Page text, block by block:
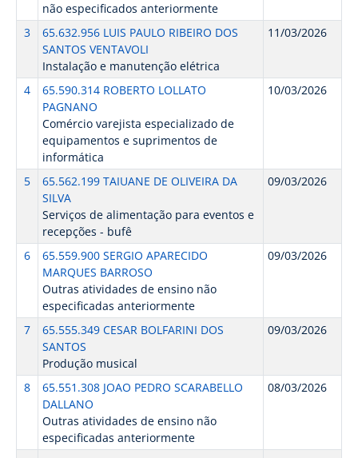
não especificados anteriormente
3
65.632.956 LUIS PAULO RIBEIRO DOS
SANTOS VENTAVOLI
Instalação e manutenção elétrica
11/03/2026
4
65.590.314 ROBERTO LOLLATO
PAGNANO
Comércio varejista especializado de
equipamentos e suprimentos de
informática
10/03/2026
5
65.562.199 TAIUANE DE OLIVEIRA DA
SILVA
Serviços de alimentação para eventos e
recepções - bufê
09/03/2026
6
65.559.900 SERGIO APARECIDO
MARQUES BARROSO
Outras atividades de ensino não
especificadas anteriormente
09/03/2026
7
65.555.349 CESAR BOLFARINI DOS
SANTOS
Produção musical
09/03/2026
8
65.551.308 JOAO PEDRO SCARABELLO
DALLANO
Outras atividades de ensino não
especificadas anteriormente
08/03/2026